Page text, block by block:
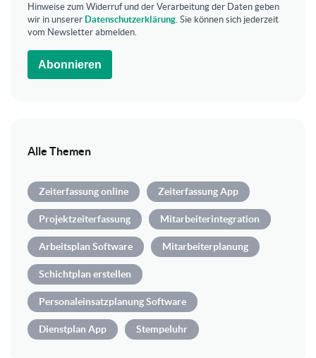
Hinweise zum Widerruf und der Verarbeitung der Daten geben
wir in unserer Datenschutzerklärung . Sie können sich jederzeit
vom Newsletter abmelden.
Abonnieren
Alle Themen
Zeiterfassung online Zeiterfassung App
Projektzeiterfassung Mitarbeiterintegration
Arbeitsplan Software Mitarbeiterplanung
Schichtplan erstellen
Personaleinsatzplanung Software
Dienstplan App Stempeluhr